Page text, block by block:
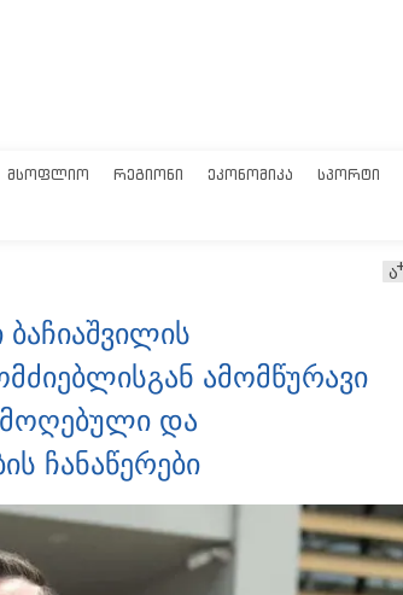
ᲛᲡᲝᲤᲚᲘᲝ ᲠᲔᲒᲘᲝᲜᲘ ᲔᲙᲝᲜᲝᲛᲘᲙᲐ ᲡᲞᲝᲠᲢᲘ
ა
ამომწურავი
და
ჩანაწერები